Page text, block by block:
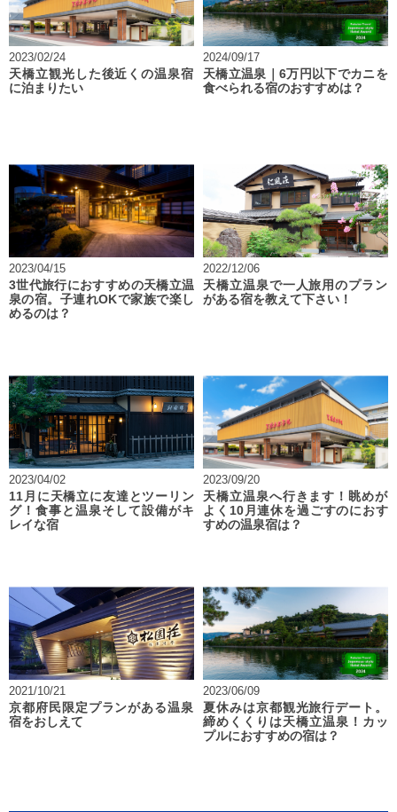
2023/02/24
天橋立観光した後近くの温泉宿
に泊まりたい
2024/09/17
天橋立温泉｜6万円以下でカニを
食べられる宿のおすすめは？
2023/04/15
3世代旅行におすすめの天橋立温
泉の宿。子連れOKで家族で楽し
めるのは？
2022/12/06
天橋立温泉で一人旅用のプラン
がある宿を教えて下さい！
2023/04/02
11月に天橋立に友達とツーリン
グ！食事と温泉そして設備がキ
レイな宿
2023/09/20
天橋立温泉へ行きます！眺めが
よく10月連休を過ごすのにおす
すめの温泉宿は？
2021/10/21
京都府民限定プランがある温泉
宿をおしえて
2023/06/09
夏休みは京都観光旅行デート。
締めくくりは天橋立温泉！カッ
プルにおすすめの宿は？